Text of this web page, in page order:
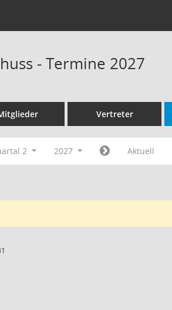
- Termine 2027
Vertreter
2 2027 Aktuell